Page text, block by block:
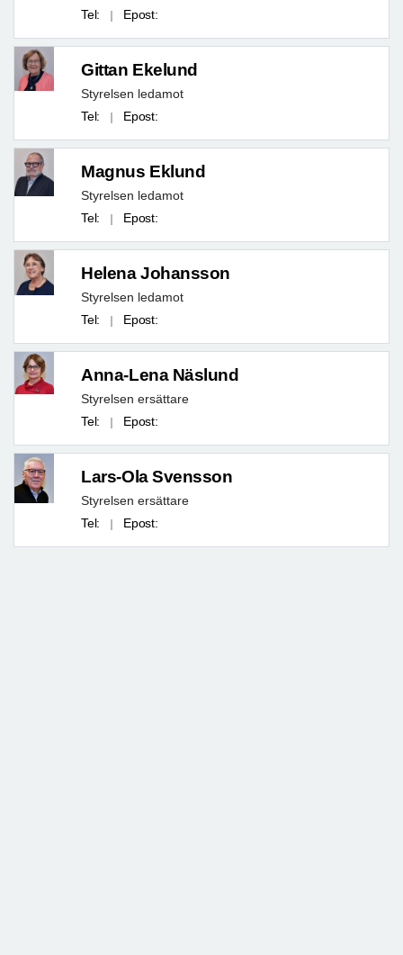
Tel: Epost:
Gittan Ekelund
Styrelsen ledamot
Tel: Epost:
Magnus Eklund
Styrelsen ledamot
Tel: Epost:
Helena Johansson
Styrelsen ledamot
Tel: Epost:
Anna-Lena Näslund
Styrelsen ersättare
Tel: Epost:
Lars-Ola Svensson
Styrelsen ersättare
Tel: Epost: